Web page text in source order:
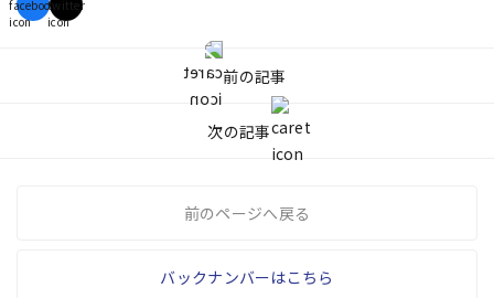
前の記事
次の記事
前のページへ戻る
バックナンバーはこちら